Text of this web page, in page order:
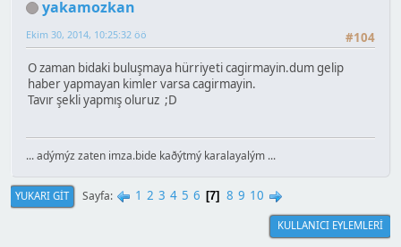
yakamozkan
#104
Ekim 30, 2014, 10:25:32 öö
O zaman bidaki buluşmaya hürriyeti cagirmayin.dum gelip
haber yapmayan kimler varsa cagirmayin.
Tavır şekli yapmış oluruz ;D
... adýmýz zaten imza.bide kaðýtmý karalayalým ...
YUKARI GIT Sayfa 1 2 3 4 5 6 7 8 9 10
KULLANICI EYLEMLERI